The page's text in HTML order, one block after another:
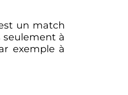
un match
à
exemple à